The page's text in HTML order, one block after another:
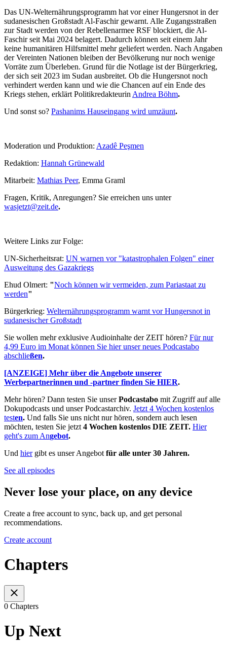
Das UN-Welternährungsprogramm hat vor einer Hungersnot in der
sudanesischen Großstadt Al-Faschir gewarnt. Alle Zugangsstraßen
zur Stadt werden von der Rebellenarmee RSF blockiert, die Al-
Faschir seit Mai 2024 belagert. Dadurch können seit einem Jahr
keine humanitären Hilfsmittel mehr geliefert werden. Nach Angaben
der Vereinten Nationen bleiben der Bevölkerung nur noch wenige
Vorräte zum Überleben. Grund für die Notlage ist der Bürgerkrieg,
der sich seit 2023 im Sudan ausbreitet. Ob die Hungersnot noch
verhindert werden kann und wie die Chancen auf ein Ende des
Kriegs stehen, erklärt Politikredakteurin Andrea Böhm.
Und sonst so? Pashanims Hauseingang wird umzäunt.
Moderation und Produktion: Azadê Peşmen
Redaktion: Hannah Grünewald
Mitarbeit: Mathias Peer, Emma Graml
Fragen, Kritik, Anregungen? Sie erreichen uns unter
wasjetzt@zeit.de.
Weitere Links zur Folge:
UN-Sicherheitsrat: UN warnen vor "katastrophalen Folgen" einer
Ausweitung des Gazakriegs
Ehud Olmert: "Noch können wir vermeiden, zum Pariastaat zu
werden"
Bürgerkrieg: Welternährungsprogramm warnt vor Hungersnot in
sudanesischer Großstadt
Sie wollen mehr exklusive Audioinhalte der ZEIT hören? Für nur
4,99 Euro im Monat können Sie hier unser neues Podcastabo
abschließen.
[ANZEIGE] Mehr über die Angebote unserer
Werbepartnerinnen und -partner finden Sie HIER.
Mehr hören? Dann testen Sie unserPodcastabo mit Zugriff auf alle
Dokupodcasts und unser Podcastarchiv. Jetzt 4 Wochen kostenlos
testen. Und falls Sie uns nicht nur hören, sondern auch lesen
möchten, testen Sie jetzt 4 Wochen kostenlos DIE ZEIT. Hier
geht's zum Angebot.
Und hiergibt es unser Angebot für alle unter 30 Jahren.
See all episodes
Never lose your place, on any device
Create a free account to sync, back up, and get personal
recommendations.
Create account
Chapters
0 Chapters
Up Next